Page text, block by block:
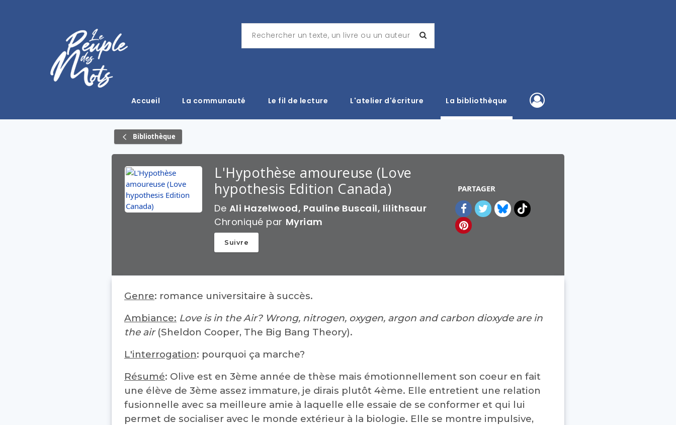
Accueil La communauté Le fil de lecture L'atelier d'écriture La bibliothèque
Bibliothèque
L'Hypothèse amoureuse (Love
hypothesis Edition Canada)
De Ali Hazelwood, Pauline Buscail, lilithsaur
Chroniqué par Myriam
Suivre
PARTAGER
Genre: romance universitaire à succès.
Ambiance: Love is in the Air? Wrong, nitrogen, oxygen, argon and carbon dioxyde are in
the air(Sheldon Cooper, The Big Bang Theory).
L'interrogation: pourquoi ça marche?
Résumé: Olive est en 3ème année de thèse mais émotionnellement son coeur en fait
une élève de 3ème assez immature, je dirais plutôt 4ème. Elle entretient une relation
fusionnelle avec sa meilleure amie à laquelle elle essaie de se conformer et qui lui
permet de socialiser avec le monde extérieur à la biologie. Elle se montre impulsive,